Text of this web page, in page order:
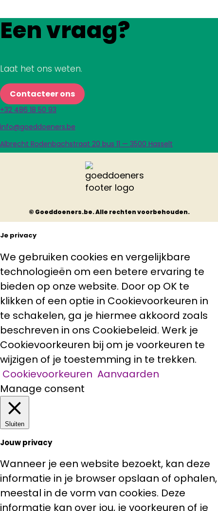
Een vraag?
Laat het ons weten.
Contacteer ons
+32 486 18 50 93
info@goeddoeners.be
Albrecht Rodenbachstraat 20 bus 11 — 3500 Hasselt
© Goeddoeners.be. Alle rechten voorbehouden.
Je privacy
We gebruiken cookies en vergelijkbare
technologieën om een betere ervaring te
bieden op onze website. Door op OK te
klikken of een optie in Cookievoorkeuren in
te schakelen, ga je hiermee akkoord zoals
beschreven in ons Cookiebeleid. Werk je
Cookievoorkeuren bij om je voorkeuren te
wijzigen of je toestemming in te trekken.
Cookievoorkeuren Aanvaarden
Manage consent
Sluiten
Jouw privacy
Wanneer je een website bezoekt, kan deze
informatie in je browser opslaan of ophalen,
meestal in de vorm van cookies. Deze
informatie kan over jou, je voorkeuren of je